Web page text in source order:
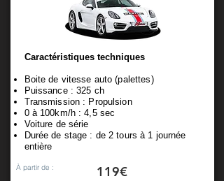
Caractéristiques techniques
Boite de vitesse auto (palettes)
Puissance : 325 ch
Transmission : Propulsion
0 à 100km/h : 4,5 sec
Voiture de série
Durée de stage : de 2 tours à 1 journée
entière
À partir de : 119€